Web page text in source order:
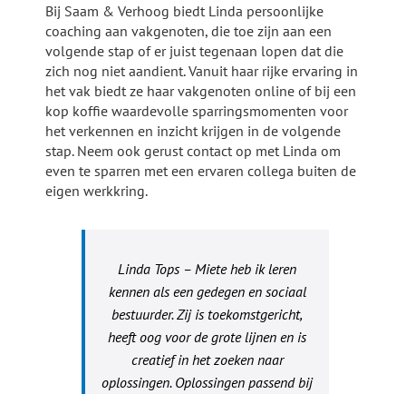
Bij Saam & Verhoog biedt Linda persoonlijke
coaching aan vakgenoten, die toe zijn aan een
volgende stap of er juist tegenaan lopen dat die
zich nog niet aandient. Vanuit haar rijke ervaring in
het vak biedt ze haar vakgenoten online of bij een
kop koffie waardevolle sparringsmomenten voor
het verkennen en inzicht krijgen in de volgende
stap. Neem ook gerust contact op met Linda om
even te sparren met een ervaren collega buiten de
eigen werkkring.
Linda Tops – Miete heb ik leren
kennen als een gedegen en sociaal
bestuurder. Zij is toekomstgericht,
heeft oog voor de grote lijnen en is
creatief in het zoeken naar
oplossingen. Oplossingen passend bij